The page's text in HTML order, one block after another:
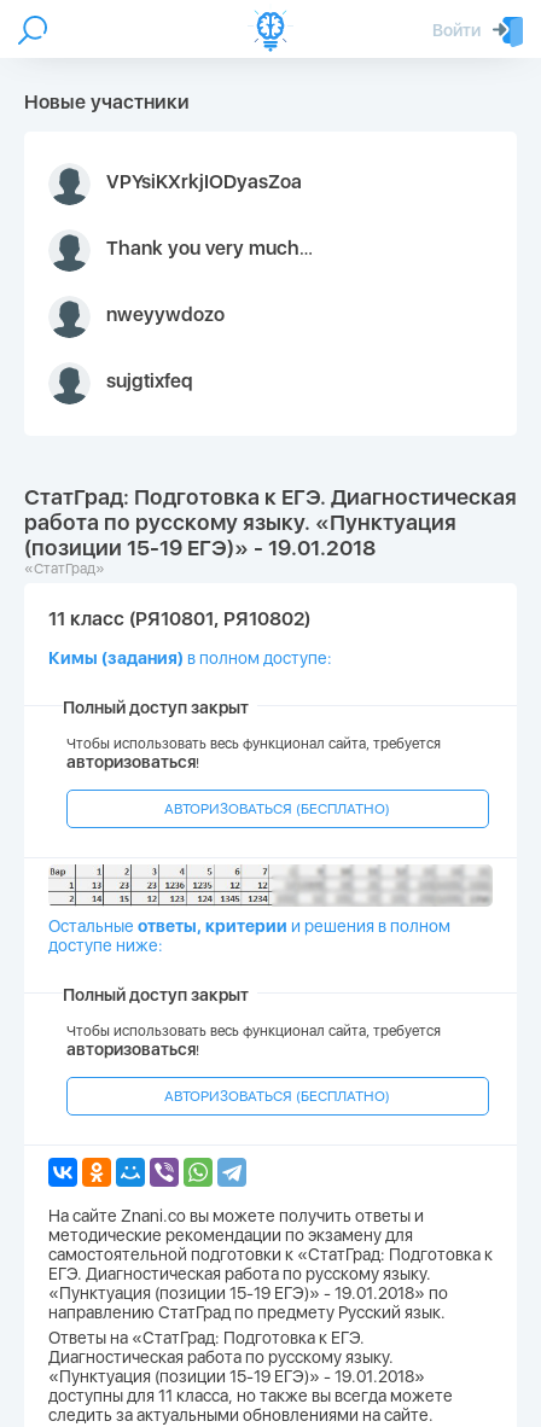
Войти
Новые участники
VPYsiKXrkjIODyasZoa
Thank you very much for your inquiry We appreciate you 9126052 https://youtube.com faceapple !
nweyywdozo
sujgtixfeq
СтатГрад: Подготовка к ЕГЭ. Диагностическая
работа по русскому языку. «Пунктуация
(позиции 15-19 ЕГЭ)» - 19.01.2018
«СтатГрад»
11 класс (РЯ10801, РЯ10802)
Кимы (задания) в полном доступе:
Полный доступ закрыт
Чтобы использовать весь функционал сайта, требуется
авторизоваться!
АВТОРИЗОВАТЬСЯ (БЕСПЛАТНО)
Остальные ответы, критерии и решения в полном
доступе ниже:
Полный доступ закрыт
Чтобы использовать весь функционал сайта, требуется
авторизоваться!
АВТОРИЗОВАТЬСЯ (БЕСПЛАТНО)
На сайте Znani.co вы можете получить ответы и
методические рекомендации по экзамену для
самостоятельной подготовки к «СтатГрад: Подготовка к
ЕГЭ. Диагностическая работа по русскому языку.
«Пунктуация (позиции 15-19 ЕГЭ)» - 19.01.2018» по
направлению СтатГрад по предмету Русский язык.
Ответы на «СтатГрад: Подготовка к ЕГЭ.
Диагностическая работа по русскому языку.
«Пунктуация (позиции 15-19 ЕГЭ)» - 19.01.2018»
доступны для 11 класса, но также вы всегда можете
следить за актуальными обновлениями на сайте.